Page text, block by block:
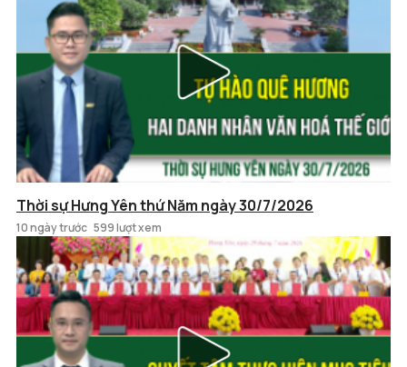
Thời sự Hưng Yên thứ Năm ngày 30/7/2026
10 ngày trước 599 lượt xem